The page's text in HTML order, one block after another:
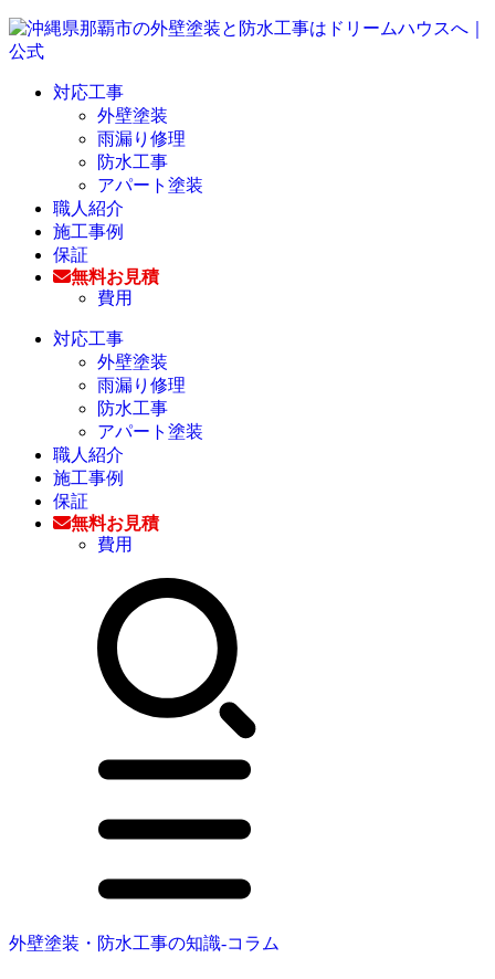
対応工事
外壁塗装
雨漏り修理
防水工事
アパート塗装
職人紹介
施工事例
保証
無料お見積
費用
対応工事
外壁塗装
雨漏り修理
防水工事
アパート塗装
職人紹介
施工事例
保証
無料お見積
費用
外壁塗装・防水工事の知識‐コラム